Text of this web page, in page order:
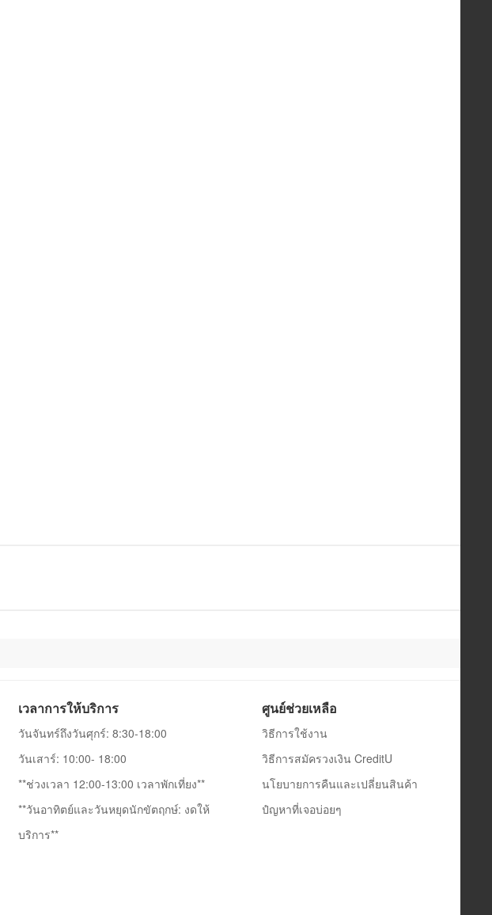
เวลาการให้บริการ
วันจันทร์ถึงวันศุกร์: 8:30-18:00
วันเสาร์: 10:00- 18:00
**ช่วงเวลา 12:00-13:00 เวลาพักเที่ยง**
**วันอาทิตย์และวันหยุดนักขัตฤกษ์: งดให้
บริการ**
ศูนย์ช่วยเหลือ
วิธีการใช้งาน
วิธีการสมัครวงเงิน CreditU
นโยบายการคืนและเปลี่ยนสินค้า
ปํญหาที่เจอบ่อยๆ